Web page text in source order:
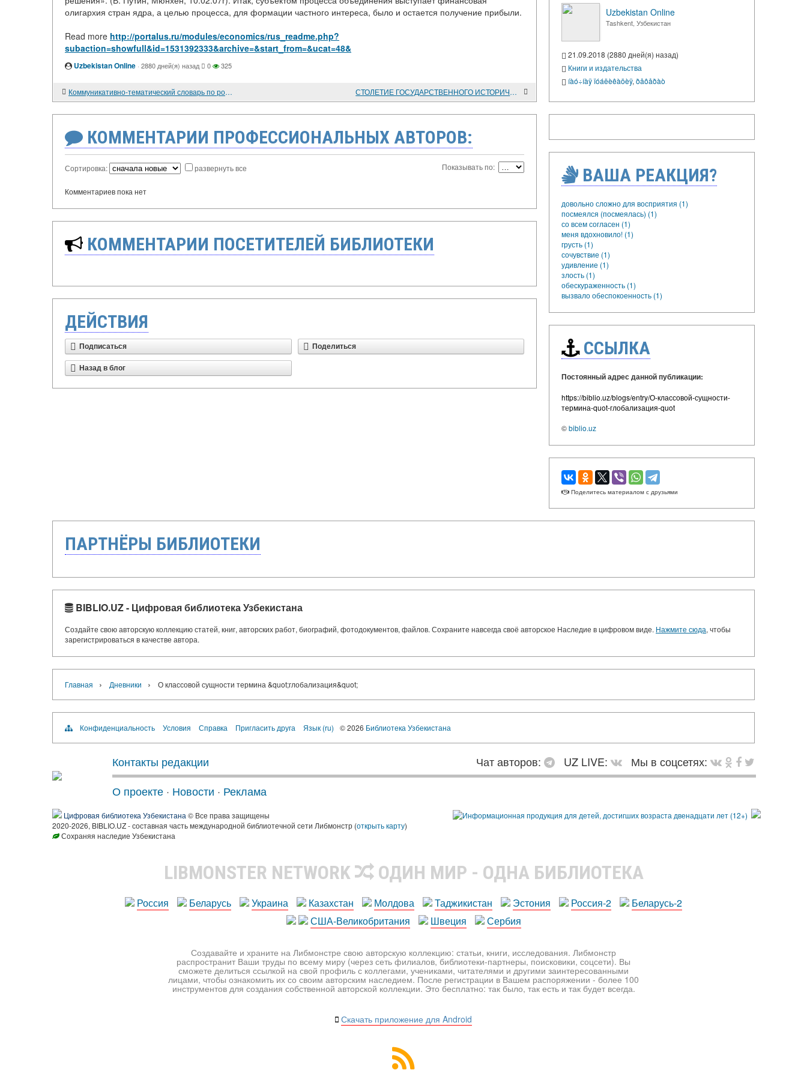
олигархия стран ядра, а целью процесса, для формации частного интереса, было и остается получение прибыли.
Read more http://portalus.ru/modules/economics/rus_readme.php?
subaction=showfull&id=1531392333&archive=&start_from=&ucat=48&
Uzbekistan Online · 2880 дней(я) назад 0 325
Коммуникативно-тематический словарь по роману А. С. Пушкина «Евгений Онегин» СТОЛЕТИЕ ГОСУДАРСТВЕННОГО ИСТОРИЧЕСКОГО МУЗЕЯ
КОММЕНТАРИИ ПРОФЕССИОНАЛЬНЫХ АВТОРОВ:
Сортировка: развернуть все Показывать по:
Комментариев пока нет
КОММЕНТАРИИ ПОСЕТИТЕЛЕЙ БИБЛИОТЕКИ
ДЕЙСТВИЯ
Подписаться Поделиться
Назад в блог
Uzbekistan Online
Tashkent, Узбекистан
21.09.2018 (2880 дней(я) назад)
Книги и издательства
íàó÷íàÿ ïóáëèêàöèÿ, ðåôåðàò
ВАША РЕАКЦИЯ?
довольно сложно для восприятия (1)
посмеялся (посмеялась) (1)
со всем согласен (1)
меня вдохновило! (1)
грусть (1)
сочувствие (1)
удивление (1)
злость (1)
обескураженность (1)
вызвало обеспокоенность (1)
ССЫЛКА
Постоянный адрес данной публикации:
https://biblio.uz/blogs/entry/О-классовой-сущности-
термина-quot-глобализация-quot
©biblio.uz
Поделитесь материалом с друзьями
ПАРТНЁРЫ БИБЛИОТЕКИ
BIBLIO.UZ - Цифровая библиотека Узбекистана
Создайте свою авторскую коллекцию статей, книг, авторских работ, биографий, фотодокументов, файлов. Сохраните навсегда своё авторское Наследие в цифровом виде. Нажмите сюда, чтобы
зарегистрироваться в качестве автора.
Главная › Дневники › О классовой сущности термина &quot;глобализация&quot;
Конфиденциальность Условия Справка Пригласить друга Язык (ru) © 2026 Библиотека Узбекистана
Контакты редакции Чат авторов: UZ LIVE:
Мы в соцсетях:
О проекте · Новости · Реклама
Цифровая библиотека Узбекистана © Все права защищены
2020-2026, BIBLIO.UZ - составная часть международной библиотечной сети Либмонстр (открыть карту)
Сохраняя наследие Узбекистана
LIBMONSTER NETWORK ОДИН МИР - ОДНА БИБЛИОТЕКА
Россия Беларусь Украина Казахстан Молдова Таджикистан Эстония Россия-2
Беларусь-2
США-Великобритания
Швеция Сербия
Создавайте и храните на Либмонстре свою авторскую коллекцию: статьи, книги, исследования. Либмонстр
распространит Ваши труды по всему миру (через сеть филиалов, библиотеки-партнеры, поисковики, соцсети). Вы
сможете делиться ссылкой на свой профиль с коллегами, учениками, читателями и другими заинтересованными
лицами, чтобы ознакомить их со своим авторским наследием. После регистрации в Вашем распоряжении - более 100
инструментов для создания собственной авторской коллекции. Это бесплатно: так было, так есть и так будет всегда.
Скачать приложение для Android